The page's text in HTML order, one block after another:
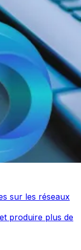
sur les réseaux
produire plus de